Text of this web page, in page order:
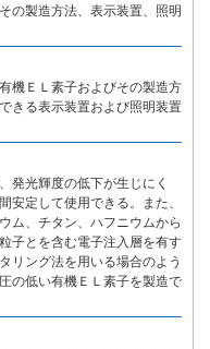
の製造方法、表示装置、照明
機ＥＬ素子およびその製造方
きる表示装置および照明装置
発光輝度の低下が生じにく
安定して使用できる。また、
ム、チタン、ハフニウムから
子とを含む電子注入層を有す
リング法を用いる場合のよう
の低い有機ＥＬ素子を製造で